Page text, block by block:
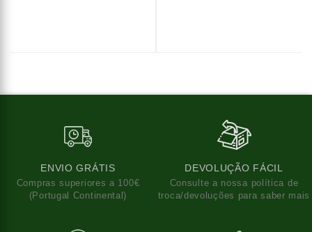
ENVIO GRÁTIS
Compras superiores a 100€
(Portugal Continental)
DEVOLUÇÃO FÁCIL
Consulte a nossa política de
troca/devoluções para saber mais